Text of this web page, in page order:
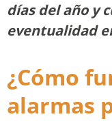
días del año y
eventualidad
¿Cómo
alarmas